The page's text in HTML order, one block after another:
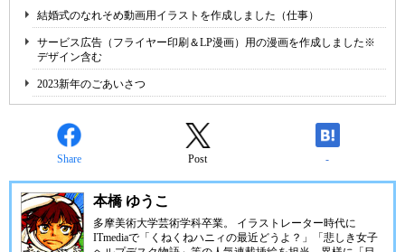
結婚式のなれそめ動画用イラストを作成しました（仕事）
サービス広告（フライヤー印刷＆LP漫画）用の漫画を作成しました※
デザイン含む
2023新年のごあいさつ
Share Post -
本橋 ゆうこ
多摩美術大学芸術学科卒業。 イラストレーター時代に
ITmediaで「くねくねハニィの最近どうよ？」「悲しき女子